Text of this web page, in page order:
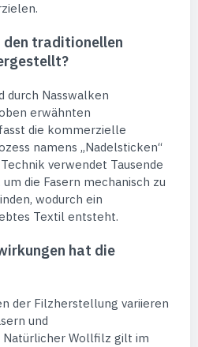
den traditionellen
durch Nasswalken
erwähnten
die kommerzielle
namens „Nadelsticken“
verwendet Tausende
die Fasern mechanisch zu
wodurch ein
Textil entsteht.
hat die
der Filzherstellung variieren
und
Natürlicher Wollfilz gilt im